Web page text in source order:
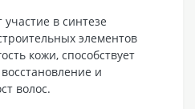
в синтезе
элементов
кожи, способствует
и
волос.